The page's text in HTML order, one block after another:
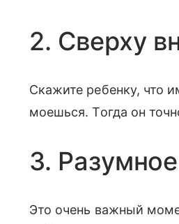
2. Сверху
Скажите ребенку, что
моешься. Тогда он
3.
Это очень важный